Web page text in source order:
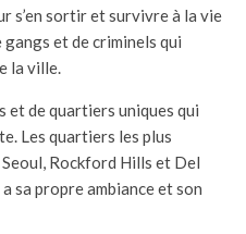
s’en sortir et survivre à la vie
et de criminels qui
la ville.
et de quartiers uniques qui
Les quartiers les plus
Rockford Hills et Del
sa propre ambiance et son